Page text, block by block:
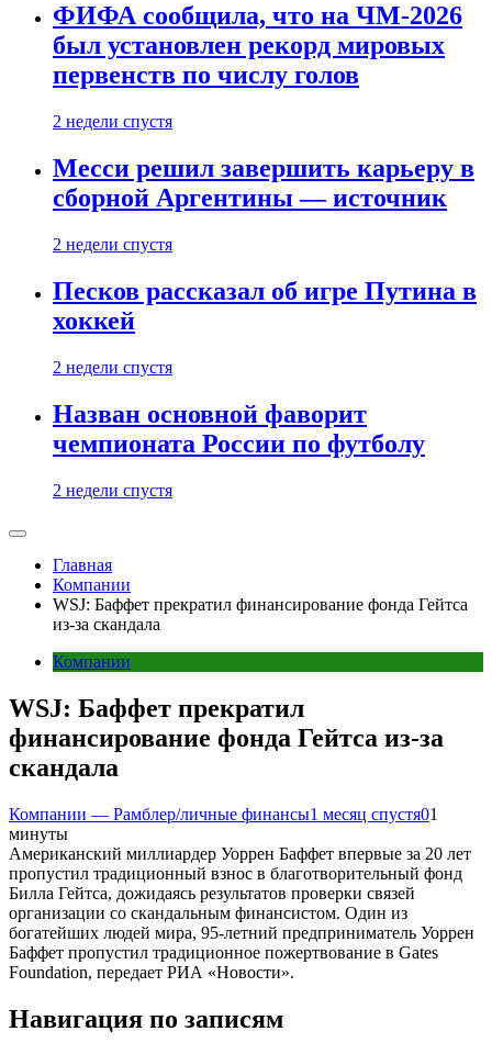
ФИФА сообщила, что на ЧМ-2026
был установлен рекорд мировых
первенств по числу голов
2 недели спустя
Месси решил завершить карьеру в
сборной Аргентины — источник
2 недели спустя
Песков рассказал об игре Путина в
хоккей
2 недели спустя
Назван основной фаворит
чемпионата России по футболу
2 недели спустя
Главная
Компании
WSJ: Баффет прекратил финансирование фонда Гейтса
из-за скандала
Компании
WSJ: Баффет прекратил
финансирование фонда Гейтса из-за
скандала
Компании — Рамблер/личные финансы1 месяц спустя01
минуты
Американский миллиардер Уоррен Баффет впервые за 20 лет
пропустил традиционный взнос в благотворительный фонд
Билла Гейтса, дожидаясь результатов проверки связей
организации со скандальным финансистом. Один из
богатейших людей мира, 95-летний предприниматель Уоррен
Баффет пропустил традиционное пожертвование в Gates
Foundation, передает РИА «Новости».
Навигация по записям